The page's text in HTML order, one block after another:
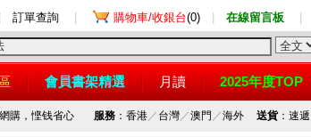
訂單查詢 購物車/收銀台(0) 在線留言板
會員書架精選 月讀 2025年度TOP
購，悭钱省心 服務：香港／ 台灣／澳門 ／海外 送貨：速遞